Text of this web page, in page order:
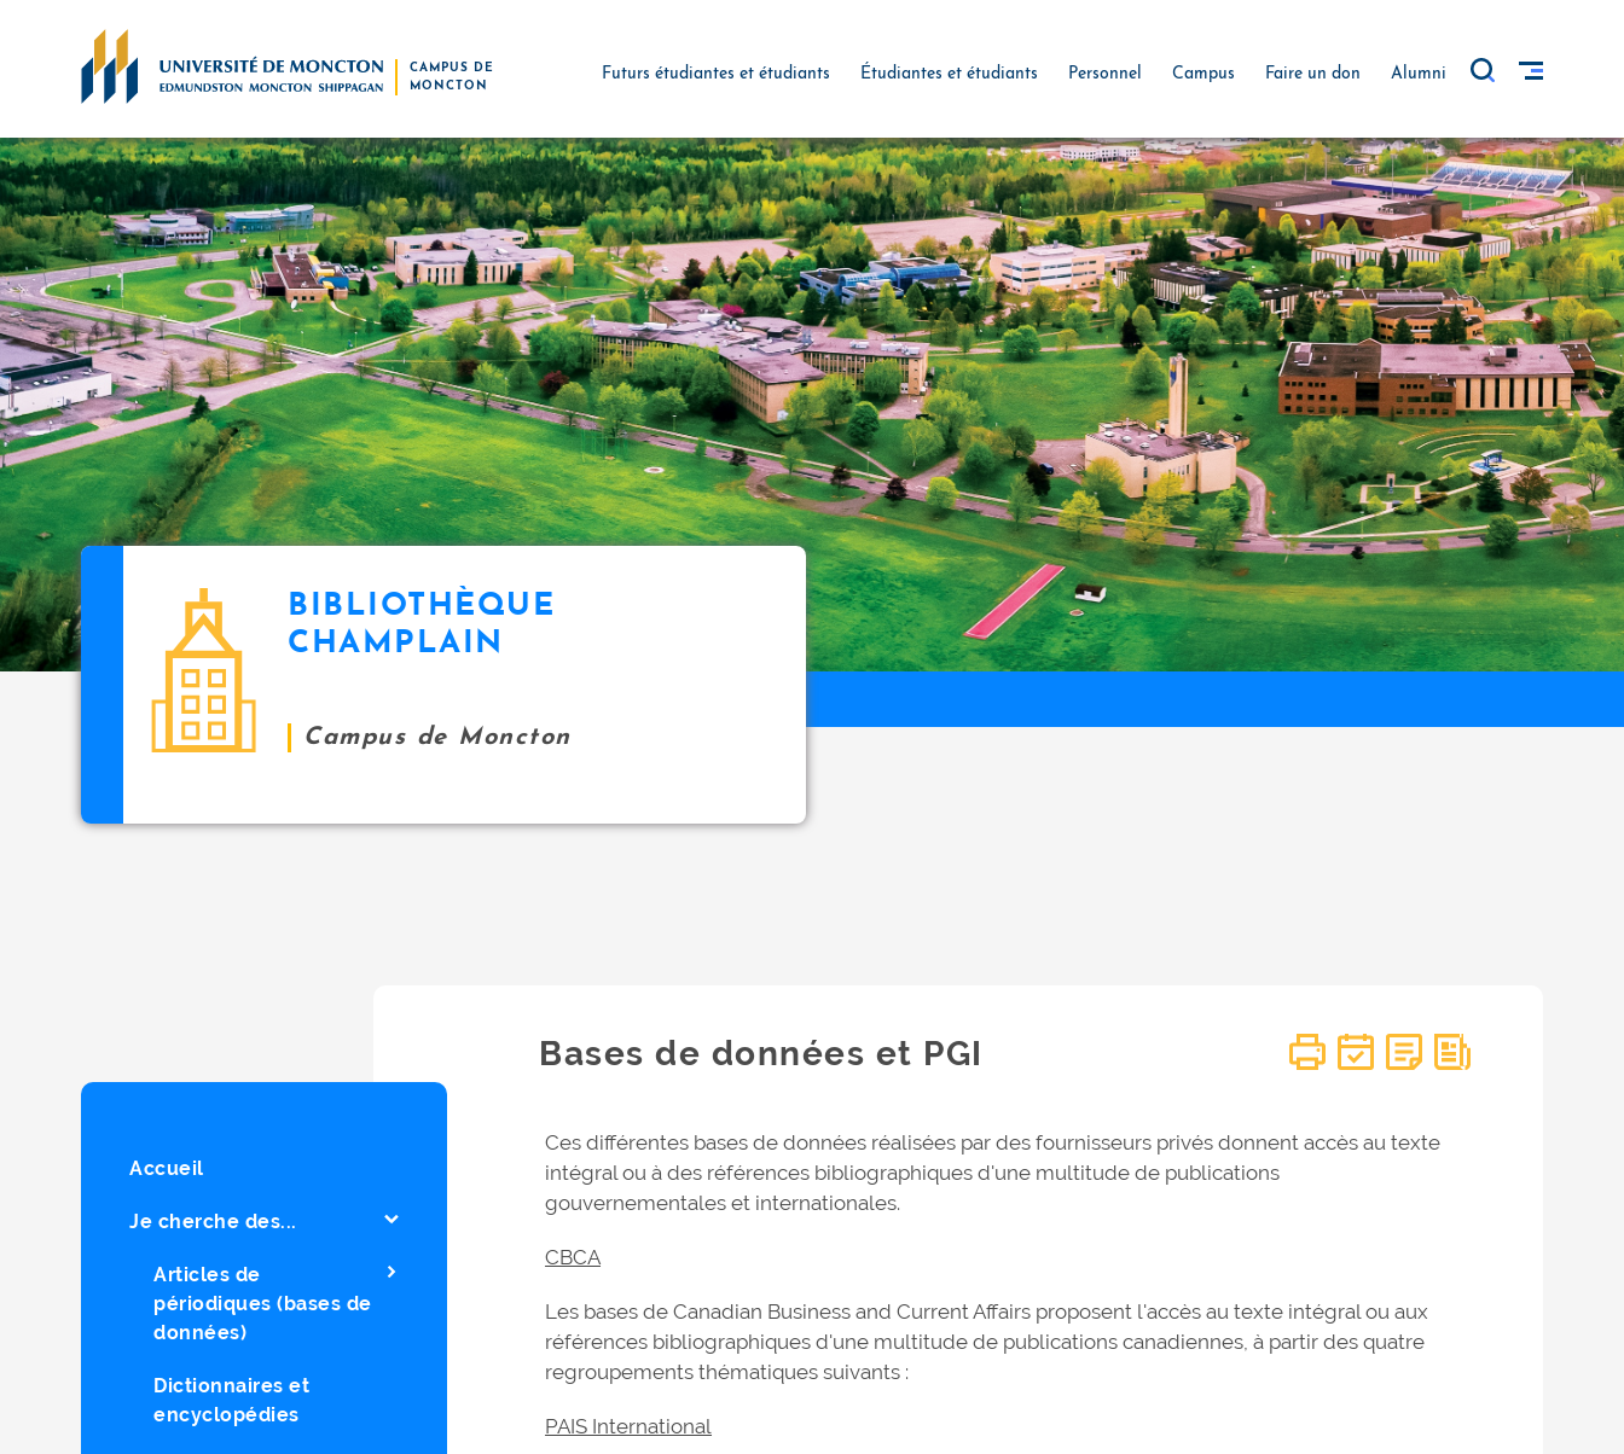
CAMPUS DE
MONCTON
Futurs étudiantes et étudiants Étudiantes et étudiants Personnel Campus Faire un don Alumni
BIBLIOTHÈQUE
CHAMPLAIN
Campus de Moncton
Accueil
Je cherche des...
Articles de
périodiques (bases de
données)
Dictionnaires et
encyclopédies
Bases de données et PGI
Ces différentes bases de données réalisées par des fournisseurs privés donnent accès au texte
intégral ou à des références bibliographiques d'une multitude de publications
gouvernementales et internationales.
CBCA
Les bases de Canadian Business and Current Affairs proposent l'accès au texte intégral ou aux
références bibliographiques d'une multitude de publications canadiennes, à partir des quatre
regroupements thématiques suivants :
PAIS International